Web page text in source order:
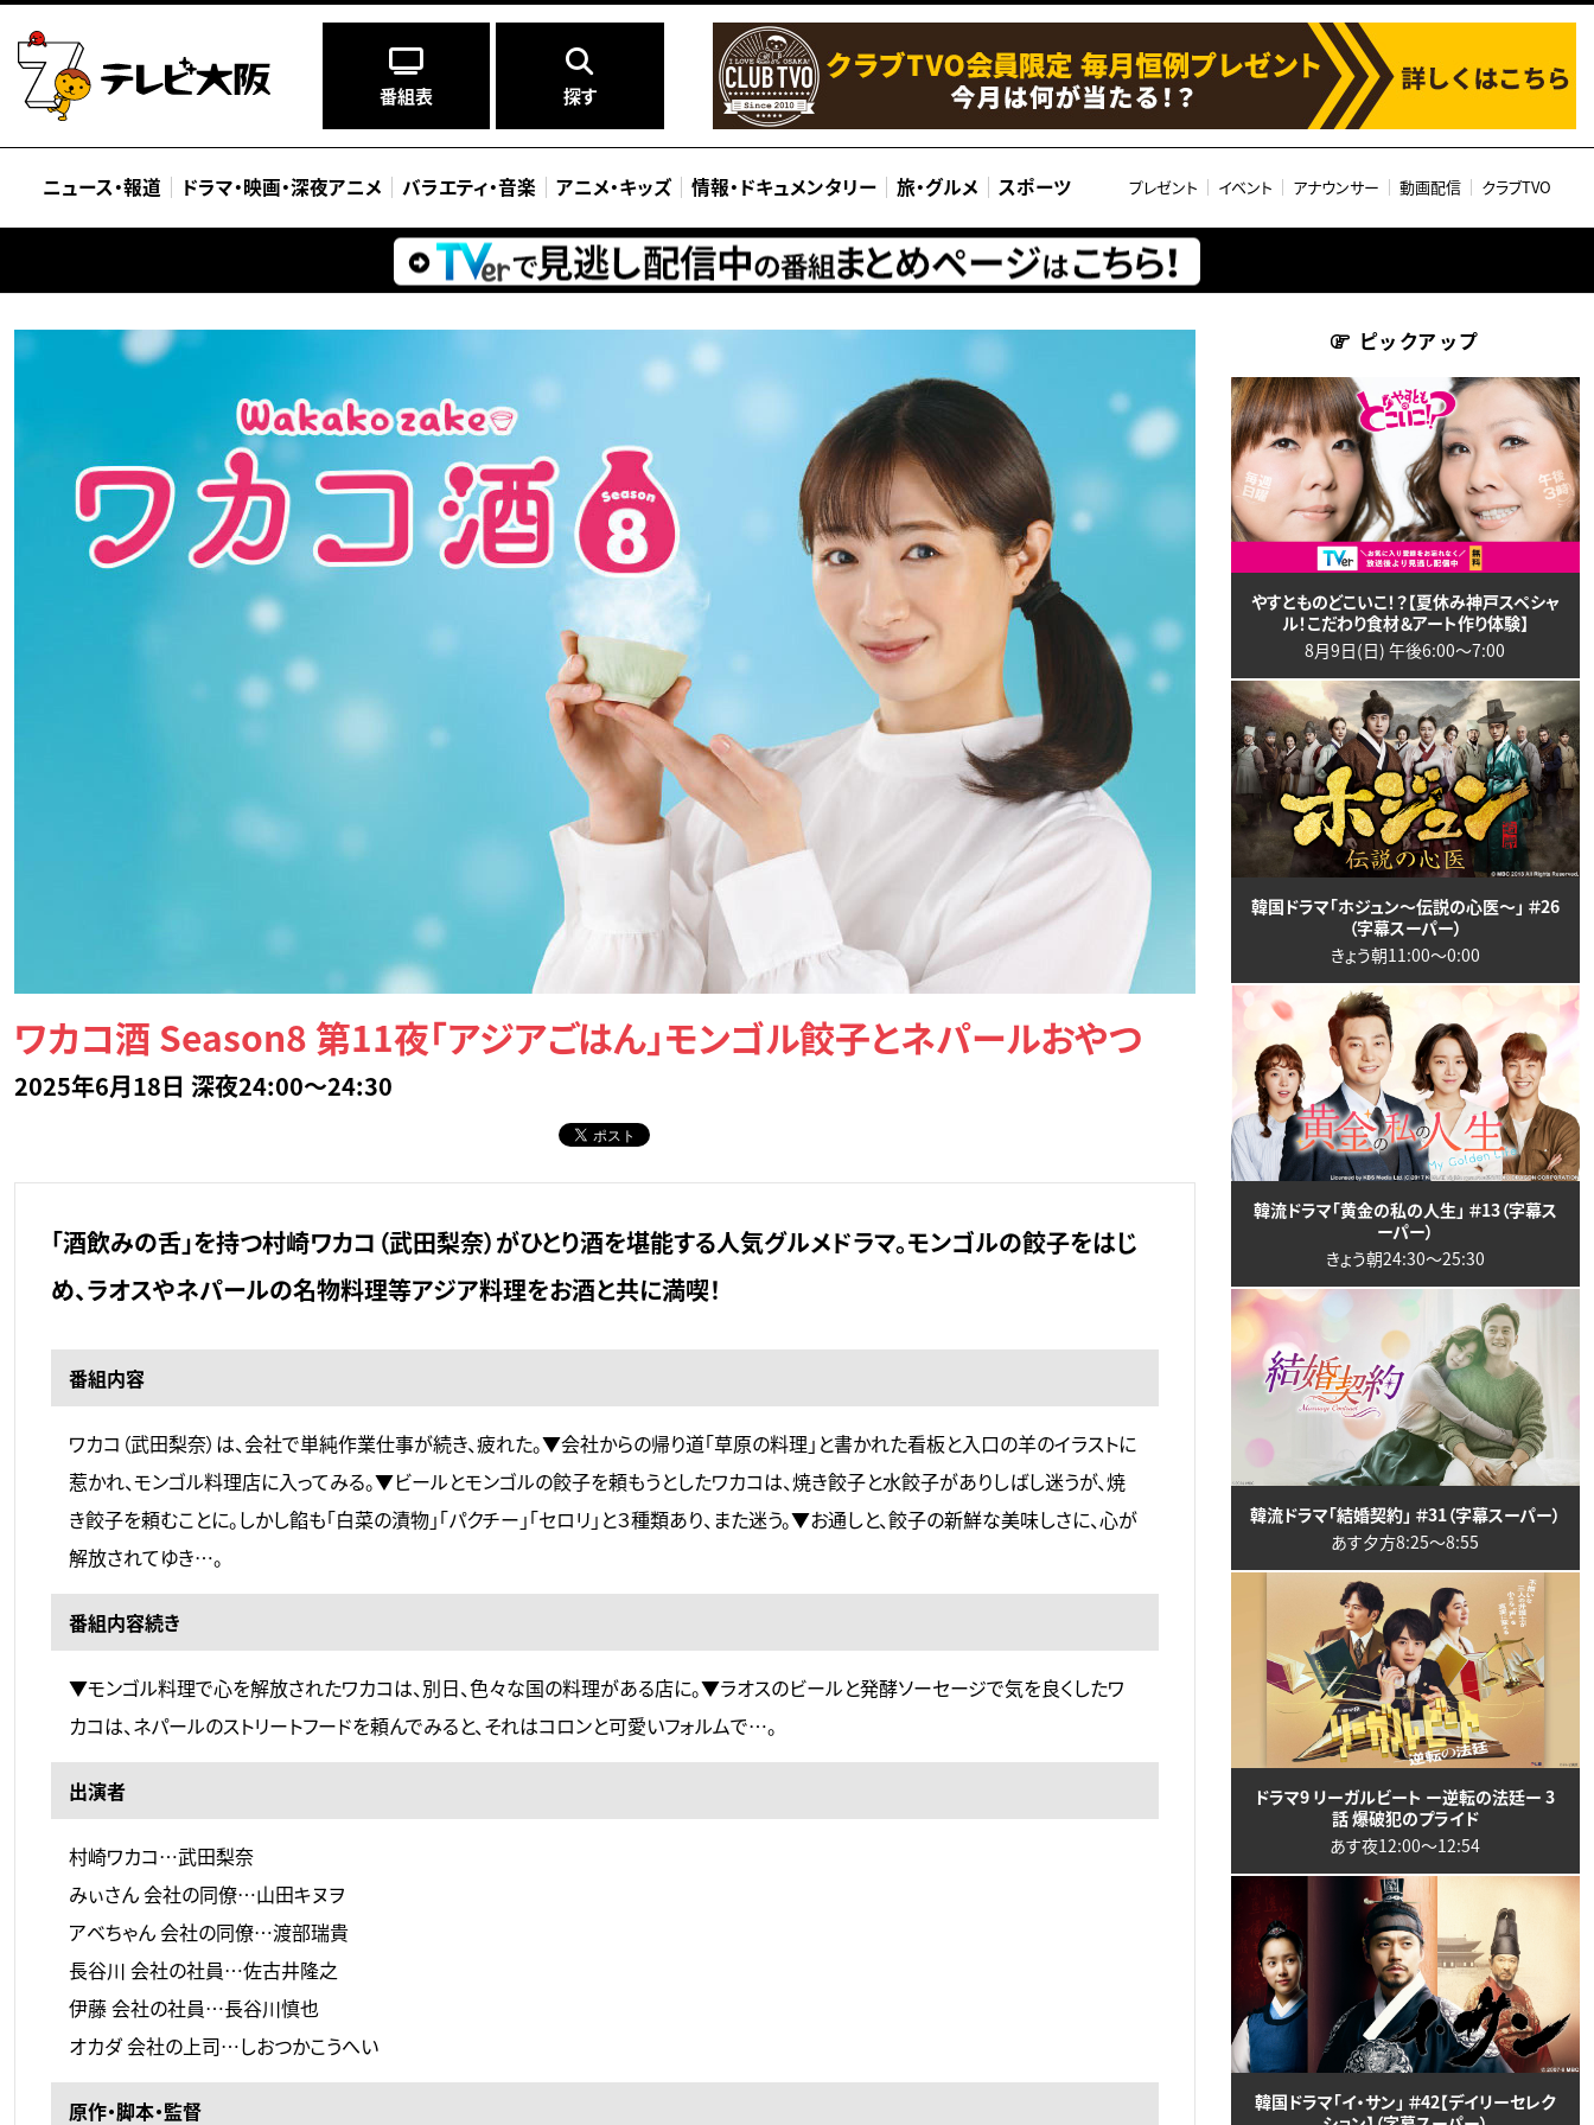
番組表 探す
ニュース・報道 ドラマ・映画・深夜アニメ バラエティ・音楽 アニメ・キッズ 情報・ ドキュメンタリー 旅・グルメ スポーツ プレゼント イベント アナウンサー 動画配信 クラブTVO
ワカコ酒 Season8 第11夜「アジアごはん」モンゴル餃子とネパールおやつ
2025年6月18日 深夜24:00～24:30
「酒飲みの舌」を持つ村崎ワカコ（武田梨奈）がひとり酒を堪能する人気グルメドラマ。モンゴルの餃子をはじ
め、ラオスやネパールの名物料理等アジア料理をお酒と共に満喫！
番組内容
ワカコ（武田梨奈）は、会社で単純作業仕事が続き、疲れた。▼会社からの帰り道「草原の料理」と書かれた看板と入口の羊のイラストに
惹かれ、モンゴル料理店に入ってみる。▼ビールとモンゴルの餃子を頼もうとしたワカコは、焼き餃子と水餃子がありしばし迷うが、焼
き餃子を頼むことに。しかし餡も「白菜の漬物」「パクチー」「セロリ」と３種類あり、また迷う。▼お通しと、餃子の新鮮な美味しさに、心が
解放されてゆき…。
番組内容続き
▼モンゴル料理で心を解放されたワカコは、別日、色々な国の料理がある店に。▼ラオスのビールと発酵ソーセージで気を良くしたワ
カコは、ネパールのストリートフードを頼んでみると、それはコロンと可愛いフォルムで…。
出演者
村崎ワカコ…武田梨奈
みぃさん 会社の同僚…山田キヌヲ
アベちゃん 会社の同僚…渡部瑞貴
長谷川 会社の社員…佐古井隆之
伊藤 会社の社員…長谷川慎也
オカダ 会社の上司…しおつかこうへい
原作・脚本・監督
ピックアップ
やすとものどこいこ！？【夏休み神戸スペシャ
ル！こだわり食材＆アート作り体験】
8月9日(日) 午後6:00〜7:00
韓国ドラマ「ホジュン～伝説の心医～」 ＃26
（字幕スーパー）
きょう朝11:00〜0:00
韓流ドラマ「黄金の私の人生」 ＃13（字幕ス
ーパー）
きょう朝24:30〜25:30
韓流ドラマ「結婚契約」 ＃31（字幕スーパー）
あす夕方8:25〜8:55
ドラマ9 リーガルビート ー逆転の法廷ー 3
話 爆破犯のプライド
あす夜12:00〜12:54
韓国ドラマ「イ・サン」 ＃42【デイリーセレク